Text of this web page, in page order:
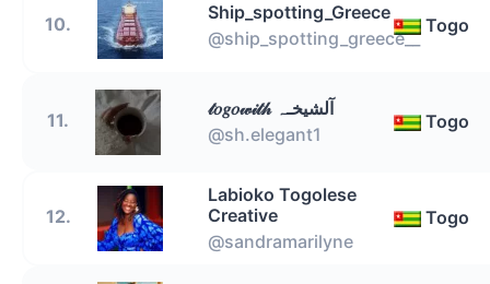
10.
Ship_spotting_Greece
@ship_spotting_greece__
Togo
11.
𝓉𝑜𝑔𝑜𝓌𝒾𝓉𝒽 آلشيخـہ
@sh.elegant1
Togo
12.
Labioko Togolese
Creative
@sandramarilyne
Togo